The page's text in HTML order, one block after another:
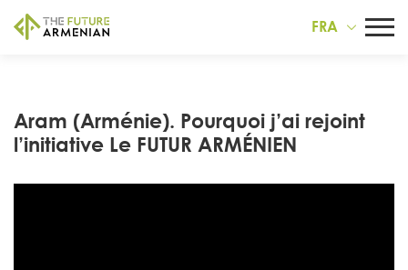
FRA
Aram (Arménie). Pourquoi j’ai rejoint
l’initiative Le FUTUR ARMÉNIEN